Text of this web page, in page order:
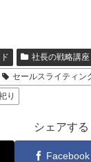
社長の戦略講座
セールスライティン
り
シェアする
Facebook